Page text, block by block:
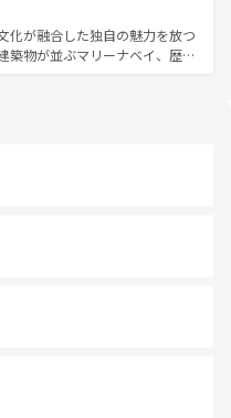
、どの季節にも異なる楽しみ
いタイの人々、仏教を中心とし
資源が、訪れる旅人を魅了し続
はず。観光スポットが密集し
を回れるのも魅力。息をのむよ
まで、香港を存分に楽しみ尽く
化が融合した独自の魅力を放つ
築物が並ぶマリーナベイ、歴史
を楽しめる外せないスポット